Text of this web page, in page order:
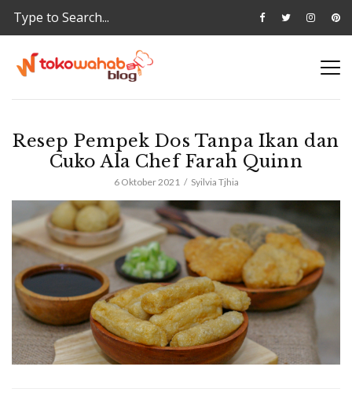
Resep Pempek Dos Tanpa Ikan dan
Cuko Ala Chef Farah Quinn
6 Oktober 2021 Syilvia Tjhia